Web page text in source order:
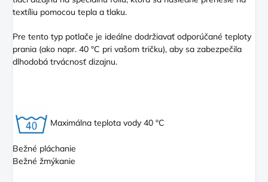
textíliu pomocou tepla a tlaku.
Pre tento typ potlače je ideálne dodržiavať odporúčané teploty
prania (ako napr. 40 °C pri vašom tričku), aby sa zabezpečila
dlhodobá trvácnosť dizajnu.
Maximálna teplota vody 40 °C
Bežné pláchanie
Bežné žmýkanie